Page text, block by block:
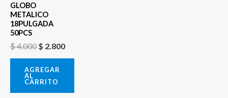
GLOBO
METALICO
18PULGADA
50PCS
$4.000 $ 2.800
AGREGAR
AL
CARRITO